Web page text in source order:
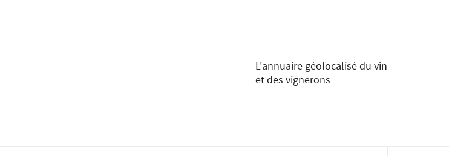
L'annuaire géolocalisé du vin
et des vignerons